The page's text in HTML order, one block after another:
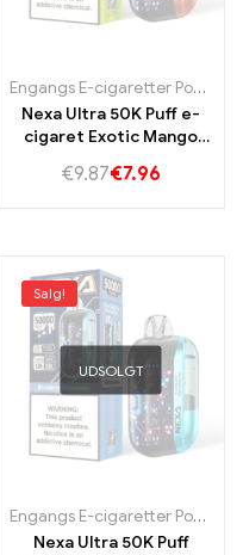
Engangs e-cigaretter Slovakiet
,Engangs e-cigaretter Sverige
Engangs E-cigaretter Portugal
Nexa Ultra 50K Puff e-
cigaret Exotic Mango
€9.87€7.96
Engangs e-cigaretter Slovakiet
,Engangs e-cigaretter Sverige
Salg!
UDSOLGT
Engangs E-cigaretter Portugal
Nexa Ultra 50K Puff